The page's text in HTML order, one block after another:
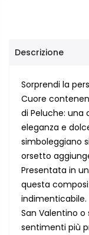
Descrizione
Sorprendi la
Cuore
di Peluche: una
eleganza e
simboleggiano
orsetto
Presentata in
questa
indimenticabile.
San Valentino
sentimenti più